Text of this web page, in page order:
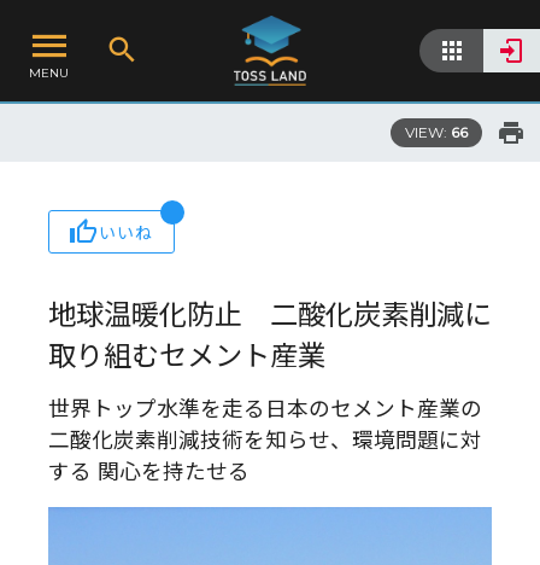
MENU
VIEW: 66
いいね
地球温暖化防止 二酸化炭素削減に
取り組むセメント産業
世界トップ水準を走る日本のセメント産業の
二酸化炭素削減技術を知らせ、環境問題に対
する 関心を持たせる